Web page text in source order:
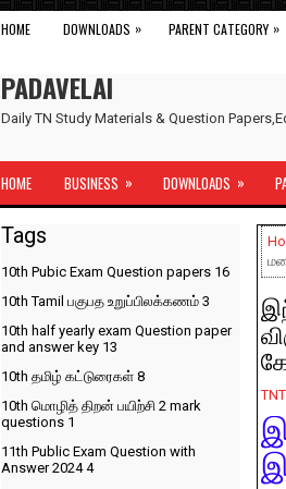
HOME DOWNLOADS » PARENT CATEGORY »
PADAVELAI
Daily TN Study Materials & Question
HOME BUSINESS » DOWNLOADS »
Tags
10th Pubic Exam Question papers 16
10th Tamil பகுபத உறுப்பிலக்கணம் 3
10th half yearly exam Question paper
and answer key 13
10th தமிழ் கட்டுரைகள் 8
10th மொழித் திறன் பயிற்சி 2 mark
questions 1
11th Public Exam Question with
Answer 20244